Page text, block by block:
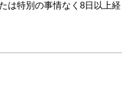
は特別の事情なく8日以上経